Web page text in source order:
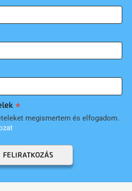
megismertem és elfogadom.
FELIRATKOZÁS